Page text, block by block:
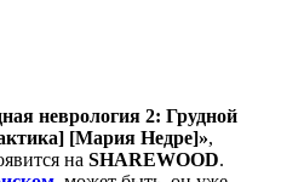
неврология 2: Грудной
[Мария Недре]»,
на SHAREWOOD.